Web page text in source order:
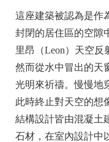
這座建築被認為是作
封閉的居住區的空隙
里昂（Leon）天空反
然而從水中冒出的天
光明來祈禱。慢慢地
此時終止對天空的想
結構設計皆由混凝土
石材，在室內設計中